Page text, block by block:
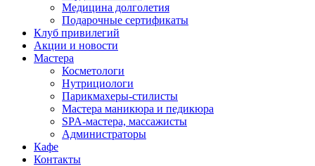
Медицина долголетия
Подарочные сертификаты
Клуб привилегий
Акции и новости
Мастера
Косметологи
Нутрициологи
Парикмахеры-стилисты
Мастера маникюра и педикюра
SPA-мастера, массажисты
Администраторы
Кафе
Контакты